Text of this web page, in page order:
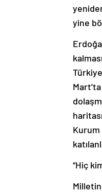
yine
Türkiye
Kurum
“Hiç